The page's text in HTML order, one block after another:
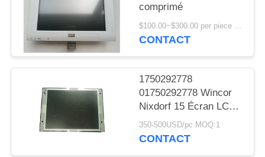
comprimé
$100.00~$300.00 per piece MOQ:1
CONTACT
1750292778
01750292778 Wincor
Nixdorf 15 Écran LCD
Openframe Haute
Luminosité Pièces de
350-500USD/pc MOQ:1
CONTACT